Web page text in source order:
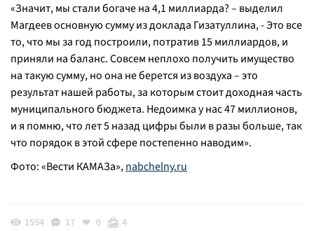
«Значит, мы стали богаче на 4,1 миллиарда? – выделил
Магдеев основную сумму из доклада Гизатуллина,- Это все
то, что мы за год построили, потратив 15 миллиардов, и
приняли на баланс. Совсем неплохо получить имущество
на такую сумму, но она не берется из воздуха – это
результат нашей работы, за которым стоит доходная часть
муниципального бюджета. Недоимка у нас 47 миллионов,
и я помню, что лет 5 назад цифры были в разы больше, так
что порядок в этой сфере постепенно наводим».
Фото: «Вести КАМАЗа»,nabchelny.ru
1594 17 0 4